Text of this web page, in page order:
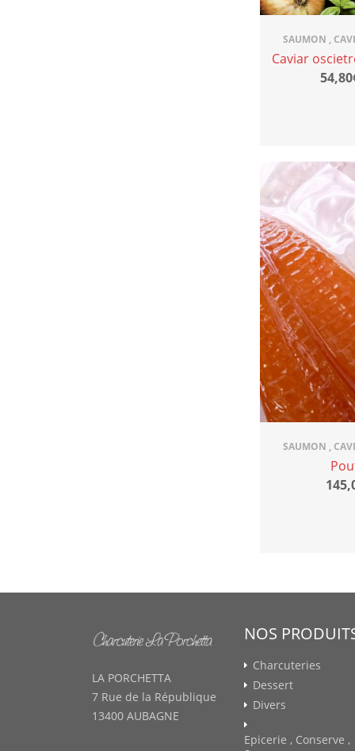
SAUMON ,
Caviar
SAUMON ,
LA PORCHETTA
7 Rue de la République
13400 AUBAGNE
NOS
Charcuteries
Dessert
Divers
Epicerie , Conserve ,